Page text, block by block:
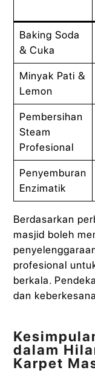
Baking Soda
& Cuka
Minyak Pati &
Lemon
Pembersihan
Steam
Profesional
Penyemburan
Enzimatik
Berdasarkan
masjid boleh
profesional
berkala.
dan
dalam
Karpet